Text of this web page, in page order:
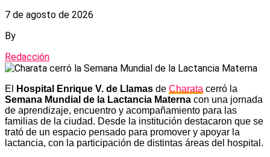
7 de agosto de 2026
By
Redacción
El Hospital Enrique V. de Llamas de Charata cerró la
Semana Mundial de la Lactancia Materna con una jornada
de aprendizaje, encuentro y acompañamiento para las
familias de la ciudad. Desde la institución destacaron que se
trató de un espacio pensado para promover y apoyar la
lactancia, con la participación de distintas áreas del hospital.